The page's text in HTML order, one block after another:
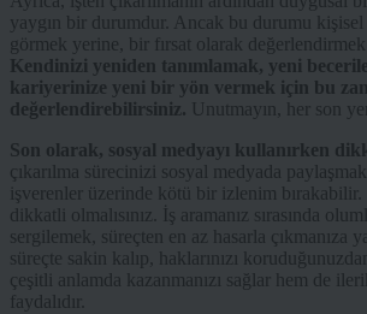
yaygın bir durumdur. Ancak bu durumu
görmek yerine, bir fırsat olarak değerlendirmek
Kendinizi yeniden tanımlamak, yeni
kariyerinize yeni bir yön vermek için bu
değerlendirebilirsiniz. Unutmayın, her son
Son olarak, sosyal medyayı kullanırken
çıkarılma sürecinizi sosyal medyada
işverenler üzerinde kötü bir izlenim
dikkatli olmalısınız. İş aramanız sırasında
sergilemek, süreçten en az hasarla çıkmanıza
süreçte sakin kalıp, haklarınızı
çeşitli anlamda kazanmanızı sağlar hem de
faydalıdır.